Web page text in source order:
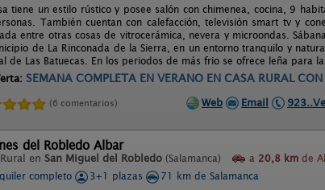
tiene un estilo rústico y posee salón con chimenea, cocina, 9
También cuentan con calefacción, televisión smart tv y
entre otras cosas de vitrocerámica, nevera y microondas.
de La Rinconada de la Sierra, en un entorno tranquilo y
de Las Batuecas. En los periodos de más frio se ofrece leña para
SEMANA COMPLETA EN VERANO EN CASA RURAL
(6 comentarios) Web Email
del Robledo Albar
en San Miguel del Robledo (Salamanca) a 20,8 km de
completo
3+1 plazas
71 km de Salamanca